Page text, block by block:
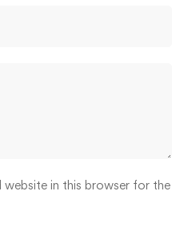
website in this browser for the